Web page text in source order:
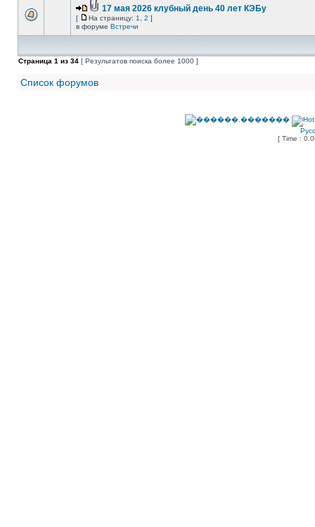
17 мая 2026 клубный день 40 лет КЭБу
[ На страницу: 1 2 ]
в форуме Встречи
Страница 1 из 34 [ Результатов поиска более 1000 ]
Список форумов
[ Time :